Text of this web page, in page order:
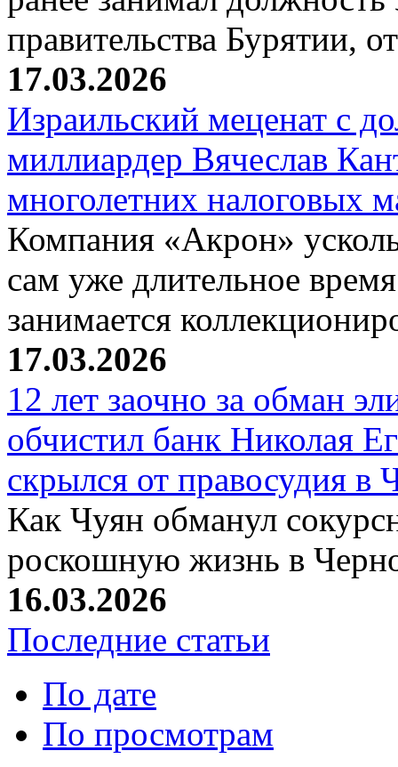
правительства Бурятии,
17.03.2026
Израильский меценат с
миллиардер Вячеслав
многолетних налоговых
Компания «Акрон»
сам уже длительное
занимается
17.03.2026
12 лет заочно за обман
обчистил банк Николая
скрылся от правосудия в
Как Чуян обманул
роскошную жизнь в
16.03.2026
Последние статьи
По дате
По просмотрам